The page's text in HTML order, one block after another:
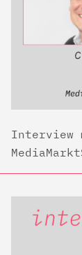
Interview